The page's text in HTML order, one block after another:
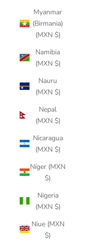
Myanmar
(Birmania)
(MXN $)
Namibia
(MXN $)
Nauru
(MXN $)
Nepal
(MXN $)
Nicaragua
(MXN $)
Níger (MXN
$)
Nigeria
(MXN $)
Niue (MXN
$)